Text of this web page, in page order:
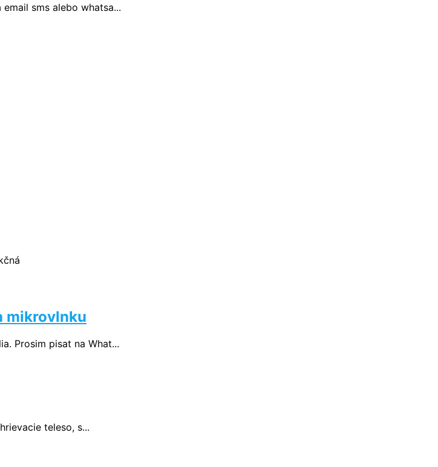
sms alebo whatsa...
mikrovlnku
Prosim pisat na What...
teleso, s...